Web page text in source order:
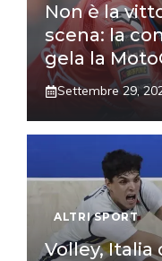
Non è la
scena: la
gela la
Settembre 29,
ALTRI SPORT
Volley, Italia